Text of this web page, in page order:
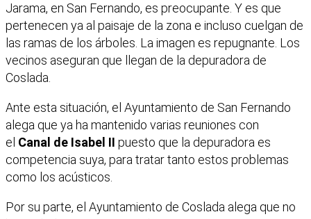
Jarama, en San Fernando, es preocupante. Y es que
pertenecen ya al paisaje de la zona e incluso cuelgan de
las ramas de los árboles. La imagen es repugnante. Los
vecinos aseguran que llegan de la depuradora de
Coslada.
Ante esta situación, el Ayuntamiento de San Fernando
alega que ya ha mantenido varias reuniones con
el Canal de Isabel II puesto que la depuradora es
competencia suya, para tratar tanto estos problemas
como los acústicos.
Por su parte, el Ayuntamiento de Coslada alega que no